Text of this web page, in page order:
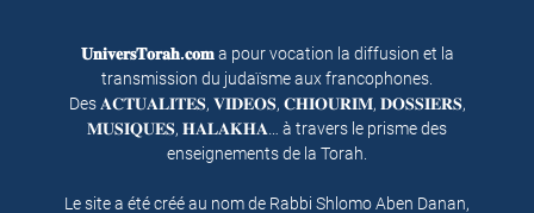
𝐔𝐧𝐢𝐯𝐞𝐫𝐬𝐓𝐨𝐫𝐚𝐡.𝐜𝐨𝐦a pour vocation la diffusion et la
transmission du judaïsme aux francophones.
Des 𝐀𝐂𝐓𝐔𝐀𝐋𝐈𝐓𝐄𝐒, 𝐕𝐈𝐃𝐄𝐎𝐒, 𝐂𝐇𝐈𝐎𝐔𝐑𝐈𝐌, 𝐃𝐎𝐒𝐒𝐈𝐄𝐑𝐒,
𝐌𝐔𝐒𝐈𝐐𝐔𝐄𝐒, 𝐇𝐀𝐋𝐀𝐊𝐇𝐀… à travers le prisme des
enseignements de la Torah.
Le site a été créé au nom de Rabbi Shlomo Aben Danan,